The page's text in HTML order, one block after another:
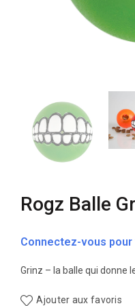
Rogz Balle
Connectez-vous
Grinz – la balle qui donne
Ajouter aux favoris